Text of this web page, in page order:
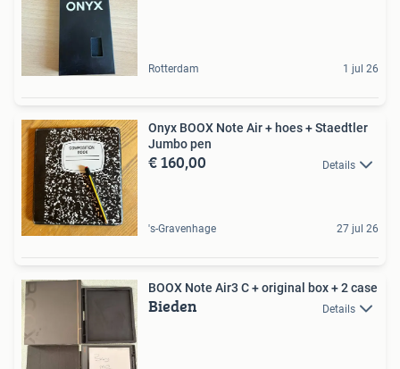
Rotterdam 1 jul 26
Onyx BOOX Note Air + hoes + Staedtler
Jumbo pen
€ 160,00 Details
's-Gravenhage 27 jul 26
BOOX Note Air3 C + original box + 2 case
Bieden Details